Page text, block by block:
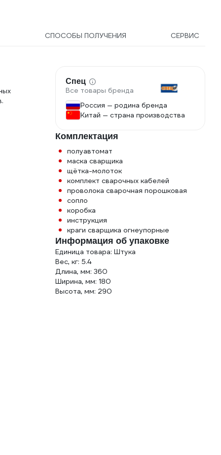
СПОСОБЫ ПОЛУЧЕНИЯ СЕРВИС
Спец
Все товары бренда
Россия — родина бренда
Китай — страна производства
Комплектация
полуавтомат
маска сварщика
щётка-молоток
комплект сварочных кабелей
проволока сварочная порошковая
сопло
коробка
инструкция
краги сварщика огнеупорные
Информация об упаковке
Единица товара: Штука
Вес, кг: 5.4
Длина, мм: 360
Ширина, мм: 180
Высота, мм: 290